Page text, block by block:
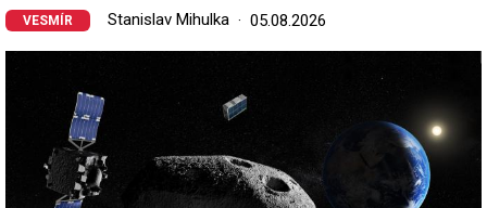
VESMÍR Stanislav Mihulka 05.08.2026